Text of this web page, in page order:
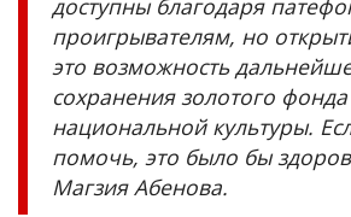
проигрывателям, но
это возможность
сохранения золотого фонда
национальной культуры.
помочь, это было бы
Магзия Абенова.